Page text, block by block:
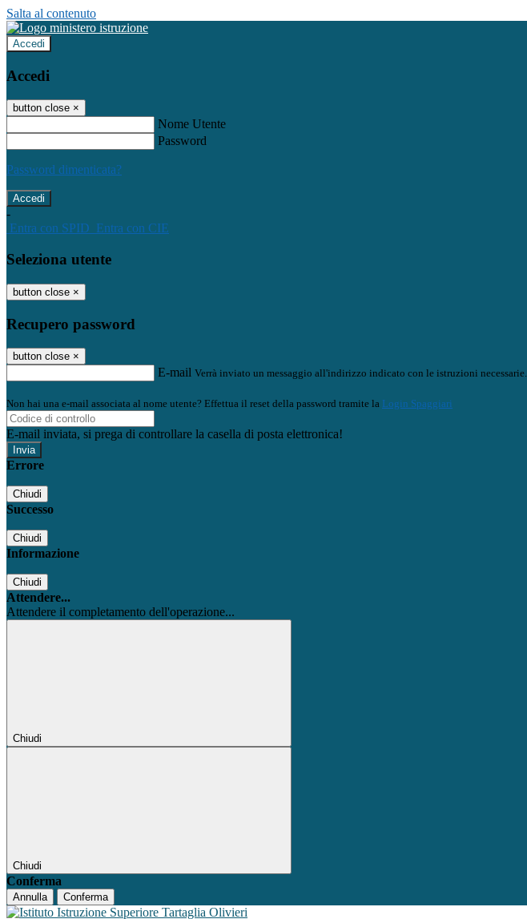
Salta al contenuto
Accedi
Accedi
button close ×
Nome Utente
Password
Password dimenticata?
-
Entra con SPID Entra con CIE
Seleziona utente
button close ×
Recupero password
button close ×
E-mail Verrà inviato un messaggio all'indirizzo indicato con le istruzioni necessarie.
Non hai una e-mail associata al nome utente? Effettua il reset della password tramite la Login Spaggiari
E-mail inviata, si prega di controllare la casella di posta elettronica!
Errore
Chiudi
Successo
Chiudi
Informazione
Chiudi
Attendere...
Attendere il completamento dell'operazione...
Chiudi
Chiudi
Conferma
Annulla Conferma